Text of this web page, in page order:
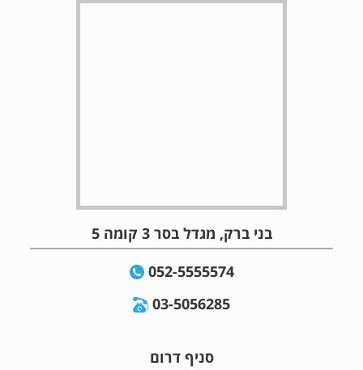
בני ברק, מגדל בסר 3 קומה 5
052-5555574
03-5056285
סניף דרום